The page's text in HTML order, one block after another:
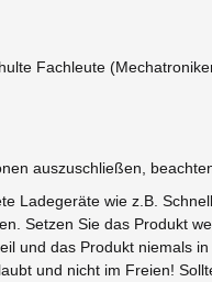
Fachleute
auszuschließen,
Ladegeräte wie z.B.
Setzen Sie das Produkt
und das Produkt niemals
und nicht im Freien!